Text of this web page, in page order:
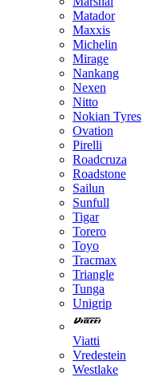
Matador
Maxxis
Michelin
Mirage
Nankang
Nexen
Nitto
Nokian Tyres
Ovation
Pirelli
Roadcruza
Roadstone
Sailun
Sunfull
Tigar
Torero
Toyo
Tracmax
Triangle
Tunga
Unigrip
Viatti
Vredestein
Westlake